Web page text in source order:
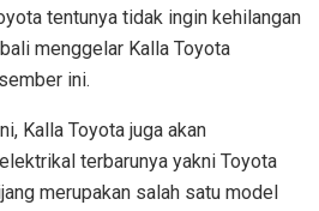
tentunya tidak ingin kehilangan
menggelar Kalla Toyota
ini.
Kalla Toyota juga akan
terbarunya yakni Toyota
merupakan salah satu model